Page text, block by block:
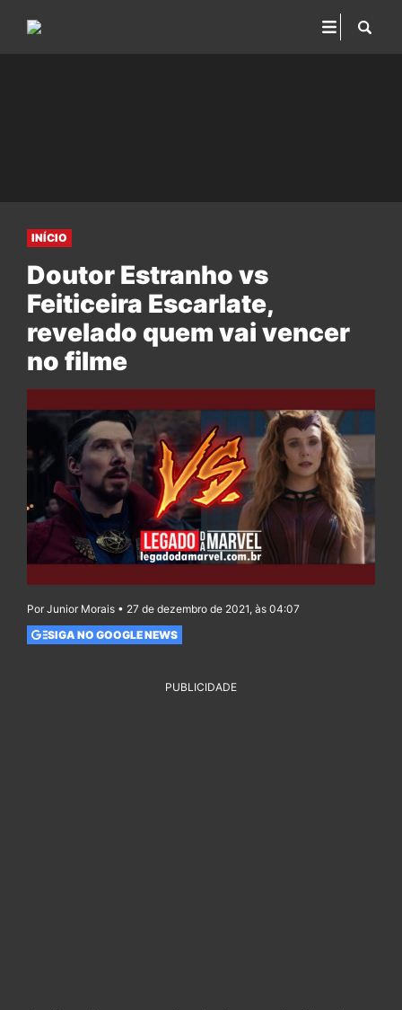
INÍCIO
Doutor Estranho vs
Feiticeira Escarlate,
revelado quem vai vencer
no filme
Por Junior Morais • 27 de dezembro de 2021, às 04:07
SIGA NO GOOGLE NEWS
PUBLICIDADE